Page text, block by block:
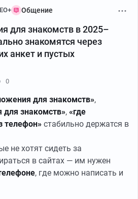
кто ценитспокойный формат
без давления;
и знакомств онлайн
чата, где можно начать
и сложных правил.
Общение
для знакомств в 2025–
знакомятся через
анкет и пустых
0
для знакомств»,
знакомств», «где
телефон» стабильно держатся в
не хотят сидеть за
в сайтах — им нужен
, где можно написать и